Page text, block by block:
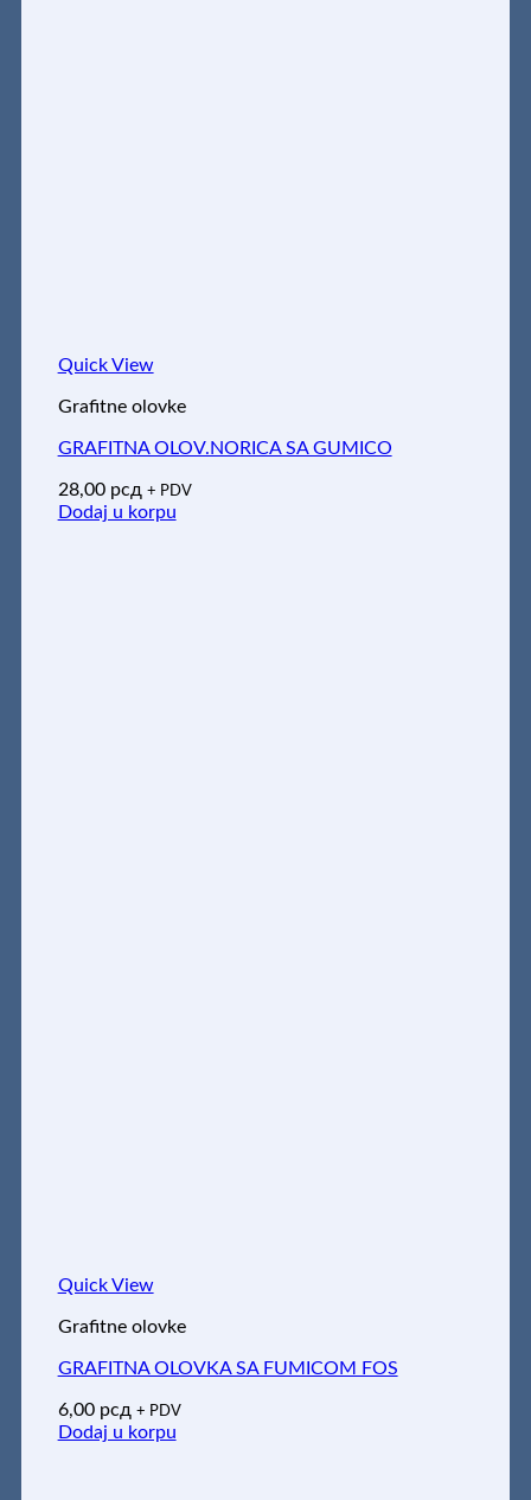
Quick View
Grafitne olovke
GRAFITNA OLOV.NORICA SA GUMICO
28,00 рсд + PDV
Dodaj u korpu
Quick View
Grafitne olovke
GRAFITNA OLOVKA SA FUMICOM FOS
6,00 рсд + PDV
Dodaj u korpu